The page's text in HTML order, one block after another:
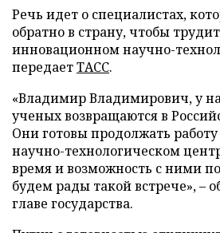
Речь идет о специалистах,
обратно в страну, чтобы
инновационном научно-
передаетТАСС.
«Владимир Владимирович, у
ученых возвращаются в
Они готовы продолжать
научно-технологическом
время и возможность с ними
будем рады такой встрече», –
главе государства.